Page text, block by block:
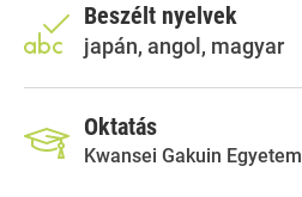
Beszélt nyelvek
japán, angol, magyar
Oktatás
Kwansei Gakuin Egyetem